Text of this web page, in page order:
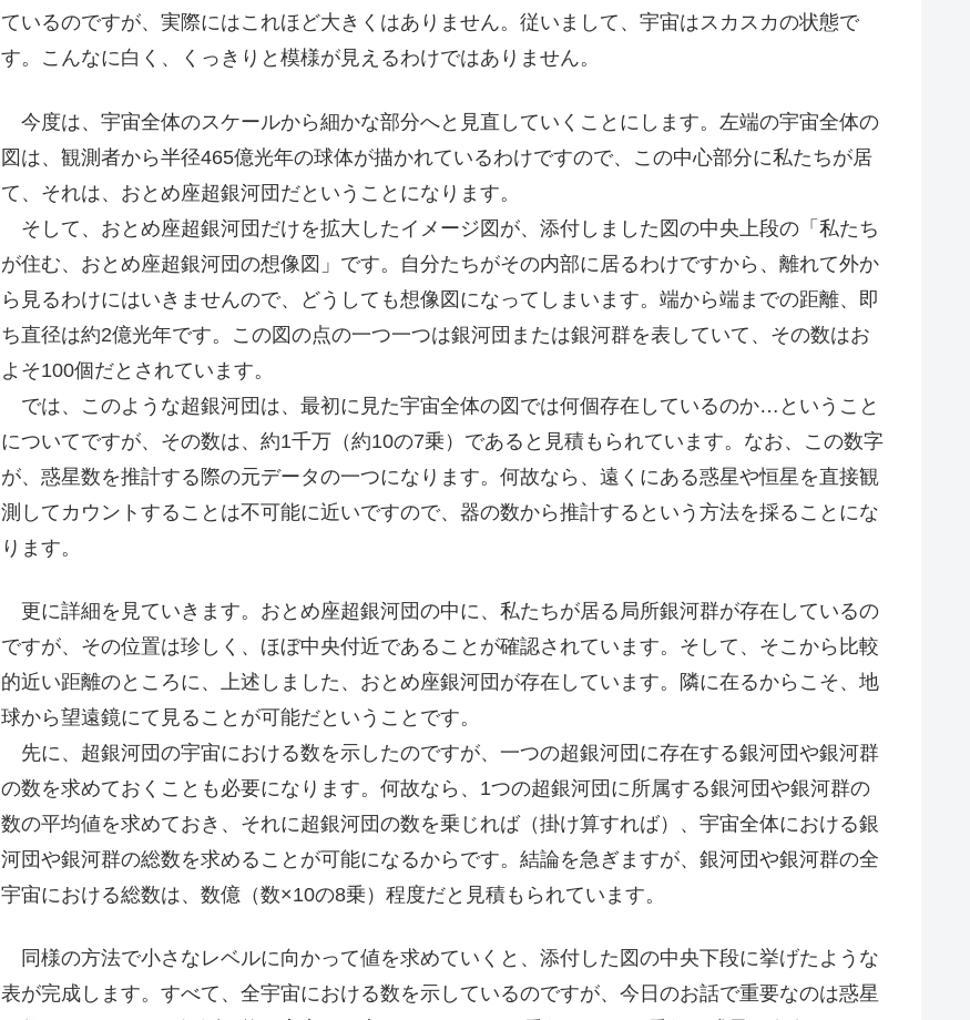
ているのですが、実際にはこれほど大きくはありません。従いまして、宇宙はスカスカの状態で
す。こんなに白く、くっきりと模様が見えるわけではありません。
今度は、宇宙全体のスケールから細かな部分へと見直していくことにします。左端の宇宙全体の
図は、観測者から半径465億光年の球体が描かれているわけですので、この中心部分に私たちが居
て、それは、おとめ座超銀河団だということになります。
そして、おとめ座超銀河団だけを拡大したイメージ図が、添付しました図の中央上段の「私たち
が住む、おとめ座超銀河団の想像図」です。自分たちがその内部に居るわけですから、離れて外か
ら見るわけにはいきませんので、どうしても想像図になってしまいます。端から端までの距離、即
ち直径は約2億光年です。この図の点の一つ一つは銀河団または銀河群を表していて、その数はお
よそ100個だとされています。
では、このような超銀河団は、最初に見た宇宙全体の図では何個存在しているのか…ということ
についてですが、その数は、約1千万（約10の7乗）であると見積もられています。なお、この数字
が、惑星数を推計する際の元データの一つになります。何故なら、遠くにある惑星や恒星を直接観
測してカウントすることは不可能に近いですので、器の数から推計するという方法を採ることにな
ります。
更に詳細を見ていきます。おとめ座超銀河団の中に、私たちが居る局所銀河群が存在しているの
ですが、その位置は珍しく、ほぼ中央付近であることが確認されています。そして、そこから比較
的近い距離のところに、上述しました、おとめ座銀河団が存在しています。隣に在るからこそ、地
球から望遠鏡にて見ることが可能だということです。
先に、超銀河団の宇宙における数を示したのですが、一つの超銀河団に存在する銀河団や銀河群
の数を求めておくことも必要になります。何故なら、1つの超銀河団に所属する銀河団や銀河群の
数の平均値を求めておき、それに超銀河団の数を乗じれば（掛け算すれば）、宇宙全体における銀
河団や銀河群の総数を求めることが可能になるからです。結論を急ぎますが、銀河団や銀河群の全
宇宙における総数は、数億（数×10の8乗）程度だと見積もられています。
同様の方法で小さなレベルに向かって値を求めていくと、添付した図の中央下段に挙げたような
表が完成します。すべて、全宇宙における数を示しているのですが、今日のお話で重要なのは惑星